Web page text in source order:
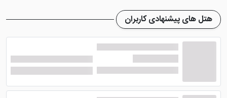
اتاق‌ها به‌گونه‌ای هست که میهمانان در طول اقامت مشکلی
ازاین‌جهت نداشته باشد. مبلمان و تخت‌های هتل اندکی
قدیمی هستند که به همین دلیل این هتل جزء یکی از
هتل‌های مقرون‌به‌صرفه منطقه مفتح می‌باشد.
دسترسی هتل آپارتمان رز تهران:
هتل آپارتمان رز تهران به دلیل قرار داشتن در خیابان پرتردد
هتل های پیشنهادی کاربران